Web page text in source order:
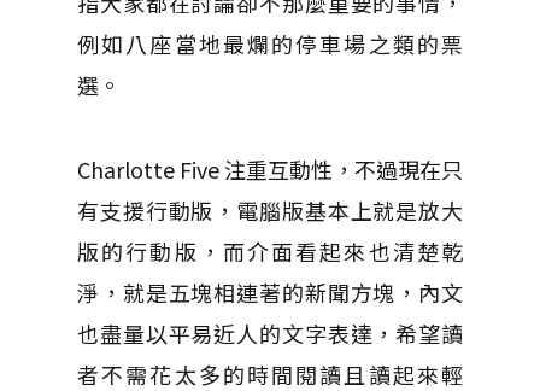
例如八座當地最爛的停車場之類的票
選。
Charlotte Five 注重互動性，不過現在只
有支援行動版，電腦版基本上就是放大
版的行動版，而介面看起來也清楚乾
淨，就是五塊相連著的新聞方塊，內文
也盡量以平易近人的文字表達，希望讀
者不需花太多的時間閱讀且讀起來輕